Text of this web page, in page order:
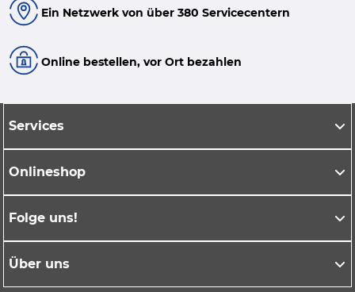
Ein Netzwerk von über 380 Servicecentern
Online bestellen, vor Ort bezahlen
Services
Onlineshop
Folge uns!
Über uns